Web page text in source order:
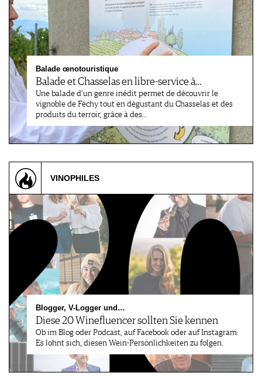
Balade œnotouristique
Balade et Chasselas en libre-service à…
Une balade d’un genre inédit permet de découvrir le
vignoble de Féchy tout en dégustant du Chasselas et des
produits du terroir, grâce à des…
VINOPHILES
Blogger, V-Logger und…
Diese 20 Winefluencer sollten Sie kennen
Ob im Blog oder Podcast, auf Facebook oder auf Instagram:
Es lohnt sich, diesen Wein-Persönlichkeiten zu folgen.